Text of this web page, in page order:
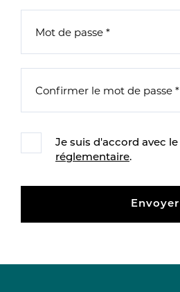
Je suis d'accord avec le
réglementaire.
Envoyer